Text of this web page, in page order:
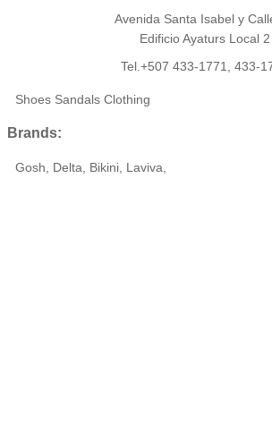
Avenida Santa Isabel y
Edificio Ayaturs Local 2
Tel.+507 433-1771, 433-
Shoes Sandals Clothing
Brands:
Gosh, Delta, Bikini, Laviva,